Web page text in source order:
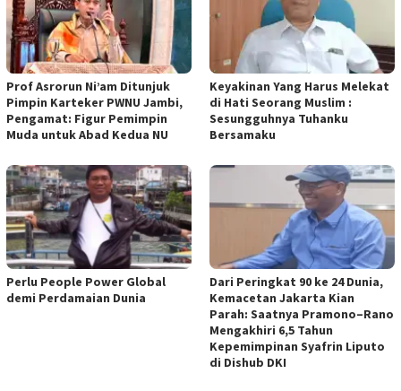
Prof Asrorun Ni’am Ditunjuk
Pimpin Karteker PWNU Jambi,
Pengamat: Figur Pemimpin
Muda untuk Abad Kedua NU
Keyakinan Yang Harus Melekat
di Hati Seorang Muslim :
Sesungguhnya Tuhanku
Bersamaku
Perlu People Power Global
demi Perdamaian Dunia
Dari Peringkat 90 ke 24 Dunia,
Kemacetan Jakarta Kian
Parah: Saatnya Pramono–Rano
Mengakhiri 6,5 Tahun
Kepemimpinan Syafrin Liputo
di Dishub DKI